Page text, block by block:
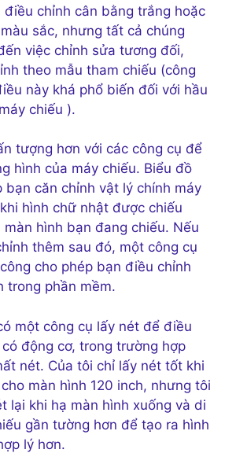
điều chỉnh cân bằng trắng hoặc
sắc, nhưng tất cả chúng
việc chỉnh sửa tương đối,
theo mẫu tham chiếu (công
này khá phổ biến đối với hầu
chiếu ).
tượng hơn với các công cụ để
hình của máy chiếu. Biểu đồ
bạn căn chỉnh vật lý chính máy
hình chữ nhật được chiếu
hình bạn đang chiếu. Nếu
thêm sau đó, một công cụ
cho phép bạn điều chỉnh
trong phần mềm.
một công cụ lấy nét để điều
động cơ, trong trường hợp
nét. Của tôi chỉ lấy nét tốt khi
màn hình 120 inch, nhưng tôi
lại khi hạ màn hình xuống và di
gần tường hơn để tạo ra hình
lý hơn.